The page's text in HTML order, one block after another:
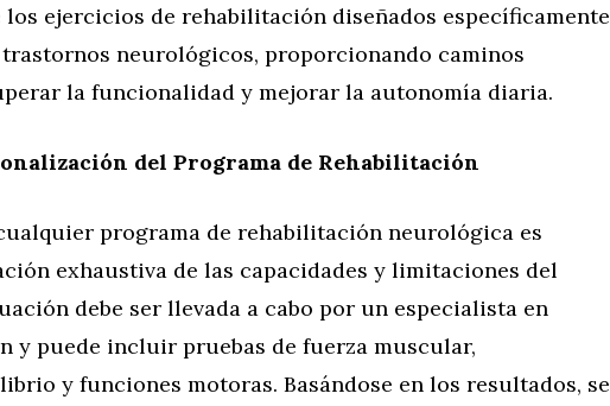
ejercicios de rehabilitación diseñados específicamente
neurológicos, proporcionando caminos
la funcionalidad y mejorar la autonomía diaria.
del Programa de Rehabilitación
programa de rehabilitación neurológica es
exhaustiva de las capacidades y limitaciones del
debe ser llevada a cabo por un especialista en
y puede incluir pruebas de fuerza muscular,
y funciones motoras. Basándose en los resultados, se